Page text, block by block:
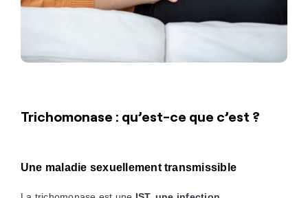
Trichomonase : qu’est-ce que c’est ?
Une maladie sexuellement transmissible